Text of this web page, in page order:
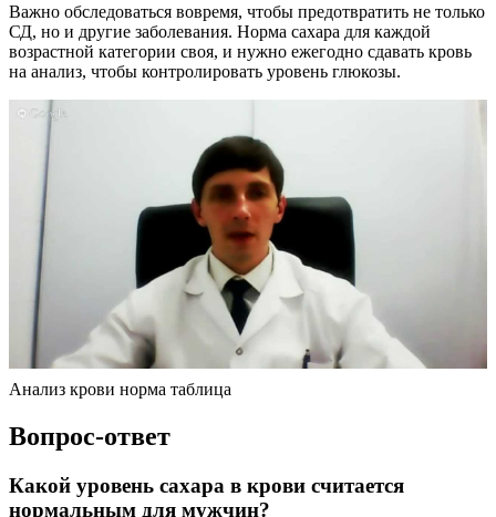
Важно обследоваться вовремя, чтобы предотвратить не только
СД, но и другие заболевания. Норма сахара для каждой
возрастной категории своя, и нужно ежегодно сдавать кровь
на анализ, чтобы контролировать уровень глюкозы.
Анализ крови норма таблица
Вопрос-ответ
Какой уровень сахара в крови считается
нормальным для мужчин?